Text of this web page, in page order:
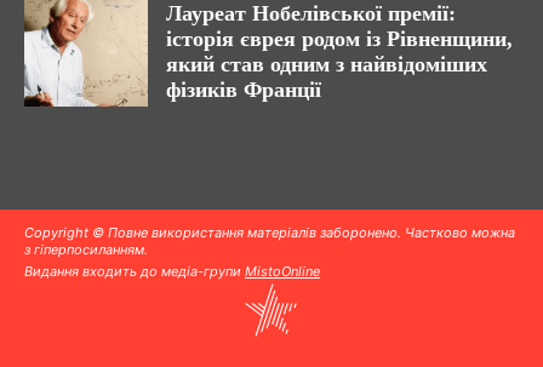
Лауреат Нобелівської премії:
історія єврея родом із Рівненщини,
який став одним з найвідоміших
фізиків Франції
Copyright © Повне використання матеріалів заборонено. Частково можна
з гіперпосиланням.
Видання входить до медіа-групи MistoOnline